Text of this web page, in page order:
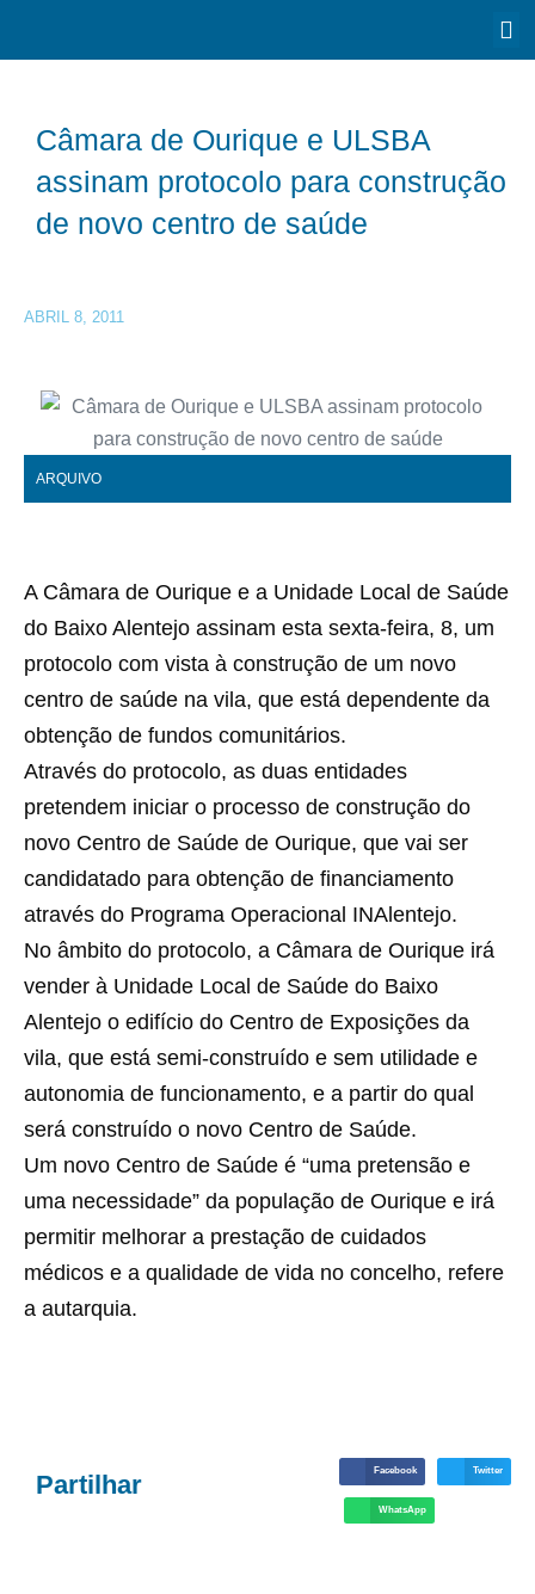
Câmara de Ourique e ULSBA
assinam protocolo para construção
de novo centro de saúde
ABRIL 8, 2011
ARQUIVO
A Câmara de Ourique e a Unidade Local de Saúde
do Baixo Alentejo assinam esta sexta-feira, 8, um
protocolo com vista à construção de um novo
centro de saúde na vila, que está dependente da
obtenção de fundos comunitários.
Através do protocolo, as duas entidades
pretendem iniciar o processo de construção do
novo Centro de Saúde de Ourique, que vai ser
candidatado para obtenção de financiamento
através do Programa Operacional INAlentejo.
No âmbito do protocolo, a Câmara de Ourique irá
vender à Unidade Local de Saúde do Baixo
Alentejo o edifício do Centro de Exposições da
vila, que está semi-construído e sem utilidade e
autonomia de funcionamento, e a partir do qual
será construído o novo Centro de Saúde.
Um novo Centro de Saúde é “uma pretensão e
uma necessidade” da população de Ourique e irá
permitir melhorar a prestação de cuidados
médicos e a qualidade de vida no concelho, refere
a autarquia.
Partilhar Facebook Twitter
WhatsApp